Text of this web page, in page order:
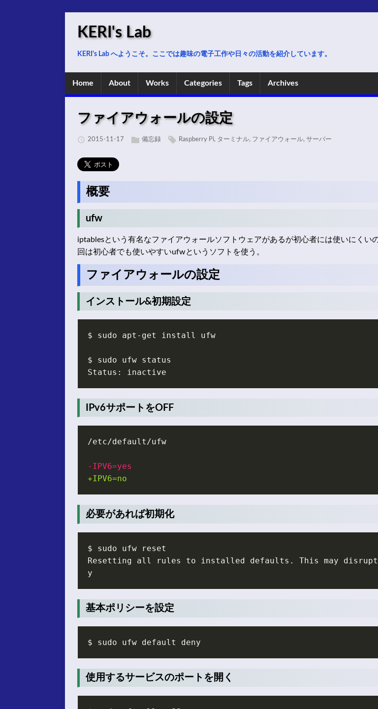
KERI's Lab
KERI's Lab へようこそ。ここでは趣味の電子工作や日々の活動を紹介しています。
Home About Works Categories Tags Archives
ファイアウォールの設定
2015-11-17 備忘録 Raspberry Pi, ターミナル, ファイアウォール, サーバー
概要
ufw
iptablesという有名なファイアウォールソフトウェアがあるが初心者には使いにくい
回は初心者でも使いやすいufwというソフトを使う。
ファイアウォールの設定
インストール&初期設定
IPv6サポートをOFF
必要があれば初期化
Resetting all rules to installed defaults. This may disrupt
基本ポリシーを設定
使用するサービスのポートを開く